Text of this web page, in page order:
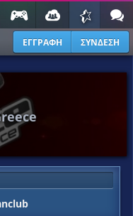
ΕΓΓΡΑΦΗ ΣΥΝΔΕΣΗ